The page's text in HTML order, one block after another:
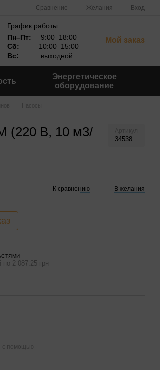
Сравнение Желания Вход
График работы:
Пн–Пт:
9:00–18:00
Сб:
10:00–15:00
Вс:
выходной
Мой заказ
Энергетическое
оборудование
Насосы
(220 В, 10 м3/
34538
К сравнению В желания
по 2 087.25 грн
с помощью